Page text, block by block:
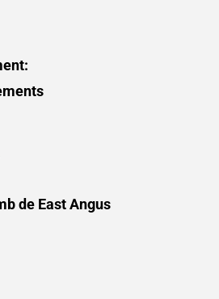
de East Angus